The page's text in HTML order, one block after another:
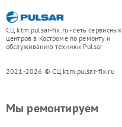
СЦ ktm.pulsar-fix.ru - сеть сервисных
центров в Костроме по ремонту и
обслуживанию техники Pulsar
2021-2026 © СЦ ktm.pulsar-fix.ru
Мы ремонтируем